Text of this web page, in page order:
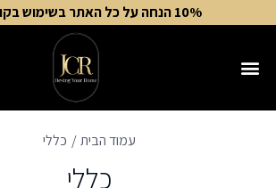
10% הנחה על כל האתר בשימוש בקוד ADI10
עמוד הבית כללי
כללי